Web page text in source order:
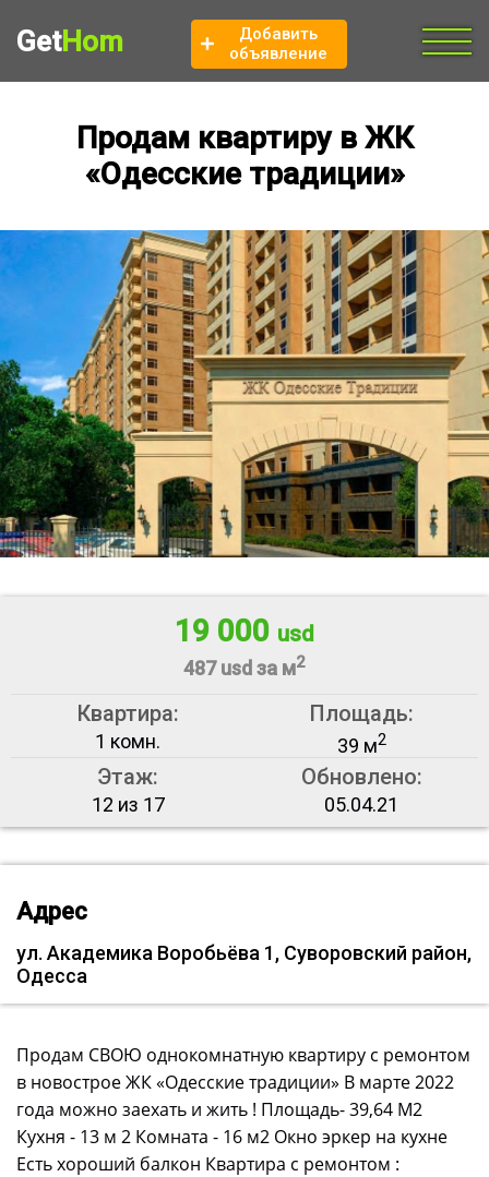
GetHom
Добавить
объявление
Продам квартиру в ЖК
«Одесские традиции»
19 000 usd
487 usd за м2
Квартира:
1 комн.
Площадь:
39 м2
Этаж:
12 из 17
Обновлено:
05.04.21
Адрес
ул. Академика Воробьёва 1, Суворовский район,
Одесса
Продам СВОЮ однокомнатную квартиру с ремонтом
в новострое ЖК «Одесские традиции» В марте 2022
года можно заехать и жить ! Площадь- 39,64 М2
Кухня - 13 м 2 Комната - 16 м2 Окно эркер на кухне
Есть хороший балкон Квартира с ремонтом :